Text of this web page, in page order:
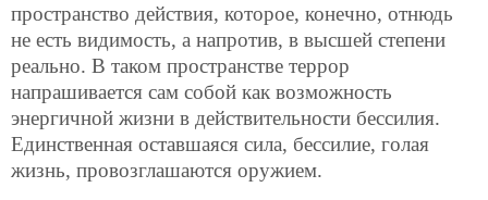
пространство действия, которое, конечно, отнюдь
не есть видимость, а напротив, в высшей степени
реально. В таком пространстве террор
напрашивается сам собой как возможность
энергичной жизни в действительности бессилия.
Единственная оставшаяся сила, бессилие, голая
жизнь, провозглашаются оружием.